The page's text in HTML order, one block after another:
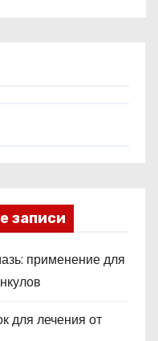
записи
применение для
для лечения от